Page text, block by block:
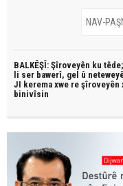
BALKÊŞÎ: Şîroveyên ku têde;
li ser bawerî, gel û
JI kerema xwe re şîroveyên
binivîsin